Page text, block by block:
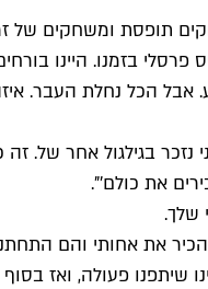
תופסת ומשחקים של
בזמנו. היינו
הכל נחלת העבר.
בגילגול אחר של.
את כולם'".
שלך.
את אחותי והם
שיתפנו פעולה, ואז